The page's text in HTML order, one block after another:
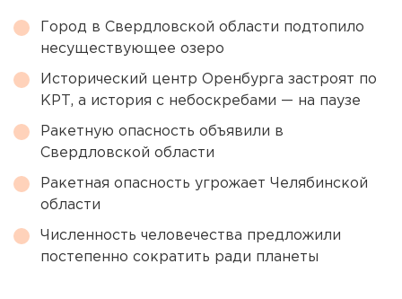
Город в Свердловской области подтопило
несуществующее озеро
Исторический центр Оренбурга застроят по
КРТ, а история с небоскребами — на паузе
Ракетную опасность объявили в
Свердловской области
Ракетная опасность угрожает Челябинской
области
Численность человечества предложили
постепенно сократить ради планеты